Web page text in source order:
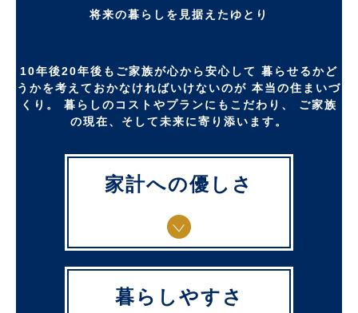
将来の暮らしを見据えたゆとり
10年後20年後もご家族が心から安心して 暮らせるかど
うかを考えておかなければいけないのが 本当の住まいづ
くり。
暮らしのコストやプランにもこだわり、
ご家族
の現在、そして未来に寄り添います。
家計への優しさ
暮らしやすさ